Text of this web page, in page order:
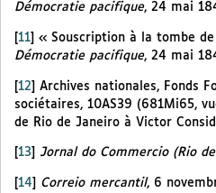
Démocratie pacifique, 24 mai
11 « Souscription à la tombe
Démocratie pacifique, 24 mai
[12] Archives nationales, Fonds
sociétaires, 10AS39 (681Mi65,
de Rio de Janeiro à Victor
13 Jornal do Commercio (Rio
[14] Correio mercantil, 6